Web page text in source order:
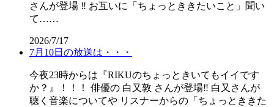
さんが登場 ‼️ お互いに「ちょっとききたいこと」聞い
て……
2026/7/17
7月10日の放送は・・・
今夜23時からは『RIKUのちょっときいてもイイです
か？』！！！ 俳優の 白又敦 さんが登場‼️ 白又さんが
聴く音楽についてや リスナーからの「ちょっとききた